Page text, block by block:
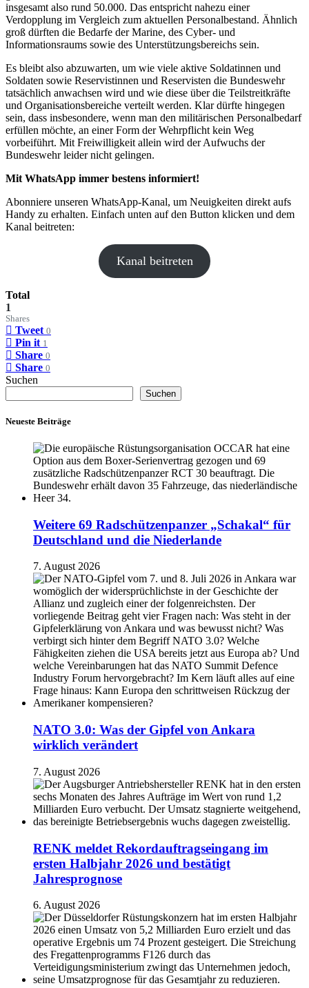
insgesamt also rund 50.000. Das entspricht nahezu einer
Verdopplung im Vergleich zum aktuellen Personalbestand. Ähnlich
groß dürften die Bedarfe der Marine, des Cyber- und
Informationsraums sowie des Unterstützungsbereichs sein.
Es bleibt also abzuwarten, um wie viele aktive Soldatinnen und
Soldaten sowie Reservistinnen und Reservisten die Bundeswehr
tatsächlich anwachsen wird und wie diese über die Teilstreitkräfte
und Organisationsbereiche verteilt werden. Klar dürfte hingegen
sein, dass insbesondere, wenn man den militärischen Personalbedarf
erfüllen möchte, an einer Form der Wehrpflicht kein Weg
vorbeiführt. Mit Freiwilligkeit allein wird der Aufwuchs der
Bundeswehr leider nicht gelingen.
Mit WhatsApp immer bestens informiert!
Abonniere unseren WhatsApp-Kanal, um Neuigkeiten direkt aufs
Handy zu erhalten. Einfach unten auf den Button klicken und dem
Kanal beitreten:
Kanal beitreten
Total
1
Shares
Tweet 0
Pin it 1
Share 0
Share 0
Suchen
Suchen
Neueste Beiträge
Weitere 69 Radschützenpanzer „Schakal“ für
Deutschland und die Niederlande
7. August 2026
NATO 3.0: Was der Gipfel von Ankara
wirklich verändert
7. August 2026
RENK meldet Rekordauftragseingang im
ersten Halbjahr 2026 und bestätigt
Jahresprognose
6. August 2026